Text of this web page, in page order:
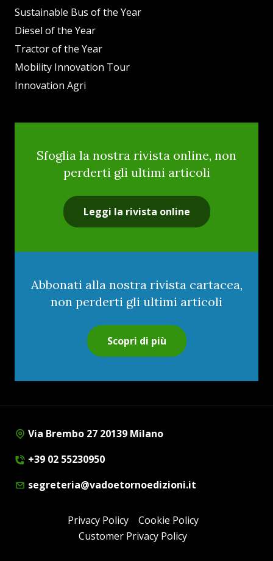
Sustainable Bus of the Year
Diesel of the Year
Tractor of the Year
Mobility Innovation Tour
Innovation Agri
Sfoglia la nostra rivista online, non
perderti gli ultimi articoli
Leggi la rivista online
Abbonati alla nostra rivista cartacea,
non perderti gli ultimi articoli
Scopri di più
Via Brembo 27 20139 Milano
+39 02 55230950
segreteria@vadoetornoedizioni.it
Privacy Policy
Cookie Policy
Customer Privacy Policy